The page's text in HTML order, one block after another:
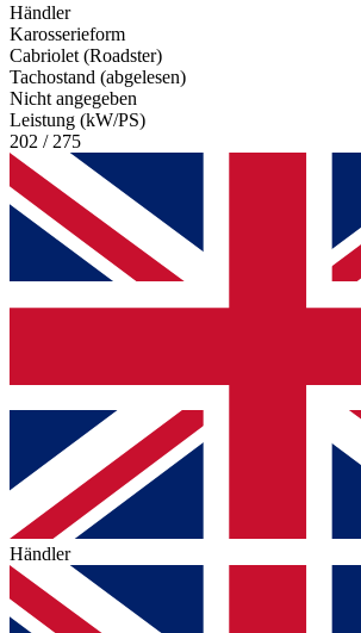
Händler
Karosserieform
Cabriolet (Roadster)
Tachostand (abgelesen)
Nicht angegeben
Leistung (kW/PS)
202 / 275
Händler